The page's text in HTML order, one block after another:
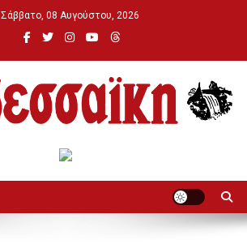
Σάββατο, 08 Αυγούστου, 2026